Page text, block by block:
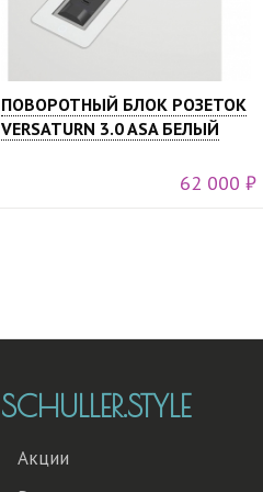
ПОВОРОТНЫЙ БЛОК РОЗЕТОК
VERSATURN 3.0 ASA БЕЛЫЙ
62 000 ₽
SCHULLER.STYLE
Акции